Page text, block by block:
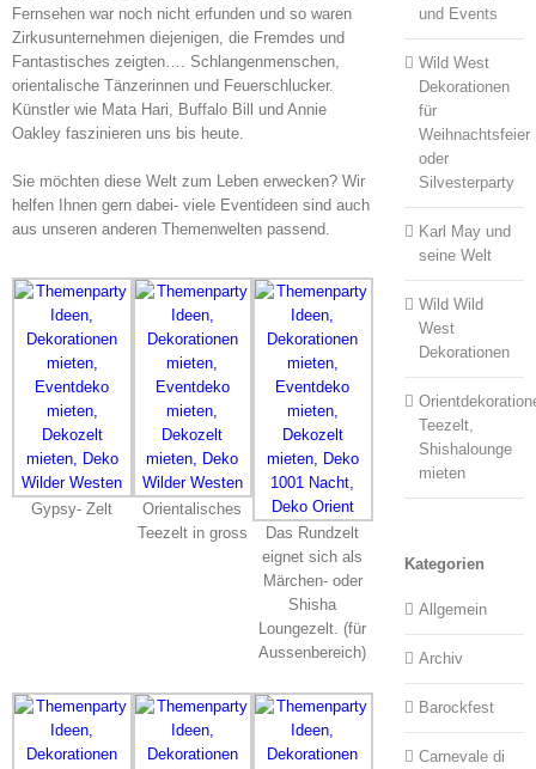
Fernsehen war noch nicht erfunden und so waren
Zirkusunternehmen diejenigen, die Fremdes und
Fantastisches zeigten…. Schlangenmenschen,
orientalische Tänzerinnen und Feuerschlucker.
Künstler wie Mata Hari, Buffalo Bill und Annie
Oakley faszinieren uns bis heute.
Sie möchten diese Welt zum Leben erwecken? Wir
helfen Ihnen gern dabei- viele Eventideen sind auch
aus unseren anderen Themenwelten passend.
Gypsy- Zelt
Orientalisches
Teezelt in gross
Das Rundzelt
eignet sich als
Märchen- oder
Shisha
Loungezelt. (für
Aussenbereich)
und Events
Wild West
Dekorationen
für
Weihnachtsfeier
oder
Silvesterparty
Karl May und
seine Welt
Wild Wild
West
Dekorationen
Teezelt,
Shishalounge
mieten
Kategorien
Allgemein
Archiv
Barockfest
Carnevale di